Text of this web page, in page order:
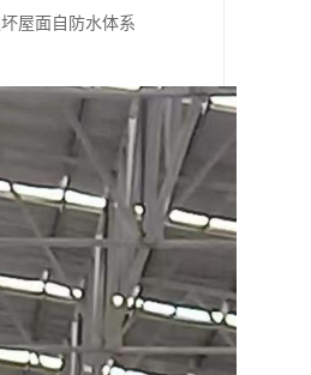
屋面自防水体系